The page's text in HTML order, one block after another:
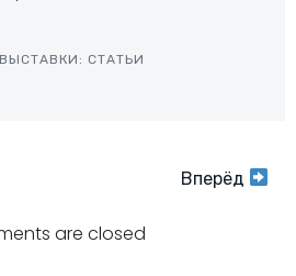
СТАТЬИ
Навигация
по
Вперёд
are closed